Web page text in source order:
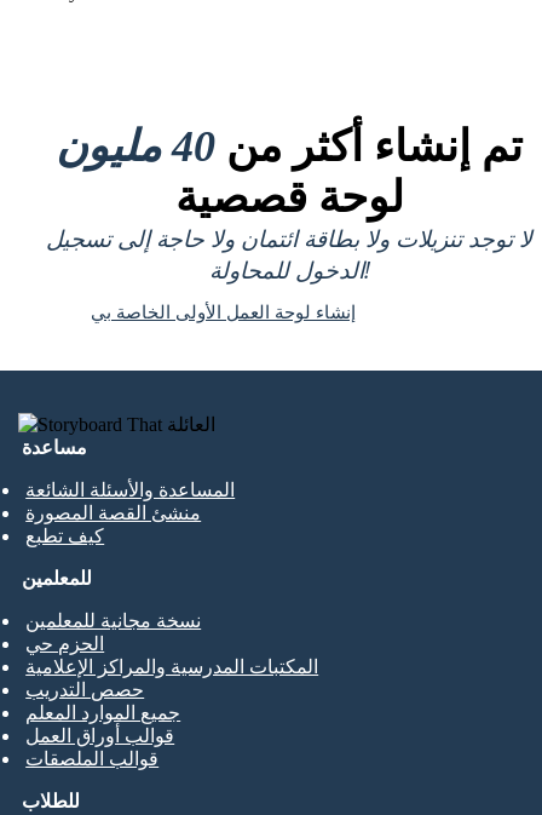
تم إنشاء أكثر من 40 مليون
لوحة قصصية
لا توجد تنزيلات ولا بطاقة ائتمان ولا حاجة إلى تسجيل
الدخول للمحاولة!
إنشاء لوحة العمل الأولى الخاصة بي
مساعدة
المساعدة والأسئلة الشائعة
منشئ القصة المصورة
كيف تطبع
للطلاب
للمعلمين
نسخة مجانية للمعلمين
الحزم حي
المكتبات المدرسية والمراكز الإعلامية
حصص التدريب
جميع الموارد المعلم
قوالب أوراق العمل
قوالب الملصقات